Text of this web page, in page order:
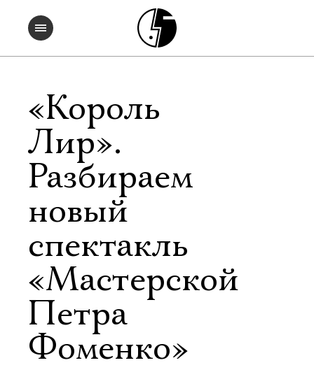
«Король
Лир».
Разбираем
новый
спектакль
«Мастерской
Петра
Фоменко»